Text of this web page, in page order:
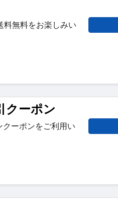
料無料をお楽しみい
クーポン
ーポンをご利用い